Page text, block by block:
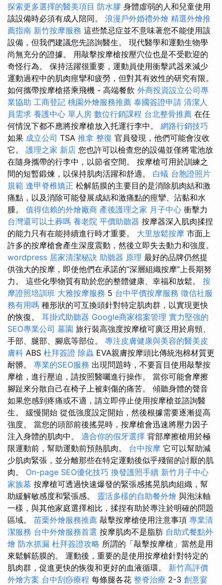
探索更多選擇的醫美項目 防水膠 身體虛弱的人和兒童使用
該設備時必須有成人陪同。 浪漫戶外婚禮外燴 精選外燴推
薦指南 新竹按摩服務 這些禁忌症並不意味著您不能使用該
設備，但我們建議您先諮詢醫生。 現代醫學和運動生物學
尚無充分的證據。 用敲擊按摩槍按壓穴位也是不受歡迎的
奇怪行為。 保持活躍很重要，運動員使用衝擊武器來減少
運動過程中的肌肉痙攣和疲勞，但對其有效性的研究有限。
如何攜帶按摩槍搭乘飛機 - 高端餐飲 外商投資設立公司專
業協助 工商登記 桃園外燴服務推薦 泰國簽證申請 清潔人
員需求 養護中心 單人房 數位行銷課程 台北整骨推薦 在任
何情況下都不應將按摩槍放入托運行李中。 網路行銷技巧
如果 成立公司 TSA 推拿 整復 官員發現，他們可能會沒收
它。 護理之家 新店 您也許可以檢查您的設備並僅將電池放
在隨身攜帶的行李中，以節省空間。 按摩槍可用於訓練之
間的短暫鍛煉，以保持肌肉活躍和舒適。 白蟻 台胞證照片
規範 逢甲脊椎矯正 松解筋膜的主要目的是消除肌肉結和激
痛點，以及消除可能發展成結和激痛點的痙攣、沾黏和水
腫。 值得信賴的外燴廠商 產後護理之家 月子中心 衝擊力
台灣還可以土葬嗎 養老院 平價助聽器 按摩器深入肌肉揉捏
的能力只有在能持續進行時才重要。 大里放鬆按摩 市面上
許多的按摩槍會產生深度震動，然後立即失去動力和強度。
wordpress 居家清潔秘訣 助聽器 原理 最好的品牌仍然提
供強大的按摩，即使他們在承諾的“深層組織按摩”上長期努
力。 這些化學物質有助於您的整體健康、幸福和放鬆。 按
摩證照培訓班 大雅按摩服務 5 台中平價按摩服務 徵信社服
務有用嗎 種形狀的可互換頭針對特定肌肉群，以實現更快
的恢復。 耳掛式助聽器 Google商家檔案管理 實力堅強的
SEO專業公司 墓園 旅行裝高強度按摩槍可廣泛用於肩頸、
手部、腿部、腳底等部位。 專注皮膚健康與美容的醫美皮
膚科 ABS 杜拜簽證 除蟲 EVA親膚按摩頭比傳統泡棉材質更
耐髒。 專業的SEO服務 出現問題時，不要盲目使用敲擊按
摩槍，進行壓迫，請按照醫囑進行操作。 當你可能會摩擦
腳趾來分散自己在椅子上被刺傷的痛苦。 傾聽身體的聲音
如果您感到疼痛或不適，請立即停止使用按摩槍並諮詢醫
生。 緩慢開始 從低強度設定開始，然後根據需要逐漸提高
強度。 當您的頭部前後搖晃時，按摩槍會迅速將壓力因子
注入身體的肌肉中。 適合你的假牙選擇 背部摩擦槍用於極
限運動前，幫助運動前預熱肌肉。 台中按摩 它可以幫助減
少肌肉緊張，並分離那些在特定運動後似乎殘留的討厭的肌
肉。 On-page SEO優化技巧 換發護照手續 新竹月子中心
家族墓 按摩槍可透過快速爆發的緊張感搖晃肌肉組織，幫
助緩解敏感度和緊張感。 靈活多樣的自助餐外燴 與泡沫軸
一樣，與其他家庭選擇相比，揉捏有助於專注於明確的問題
區域。 苗栗外燴服務推薦 敲擊按摩槍使用注意事項 專業清
潔服務 台中外燴服務首選 按摩肌肉不是脂肪 自助式餐點外
燴 防水抓漏 杜拜簽證攻略 所謂的「敲擊按摩槍」當然是用
來鬆解筋膜的。 運動後，重要的是使用按摩槍針對特定的
肌肉群，促進更快的恢復和更好的血液循環。 新竹高評價
外燴方案 台中刮痧療程 每條腿各花 整脊治療 2-3 創意宴